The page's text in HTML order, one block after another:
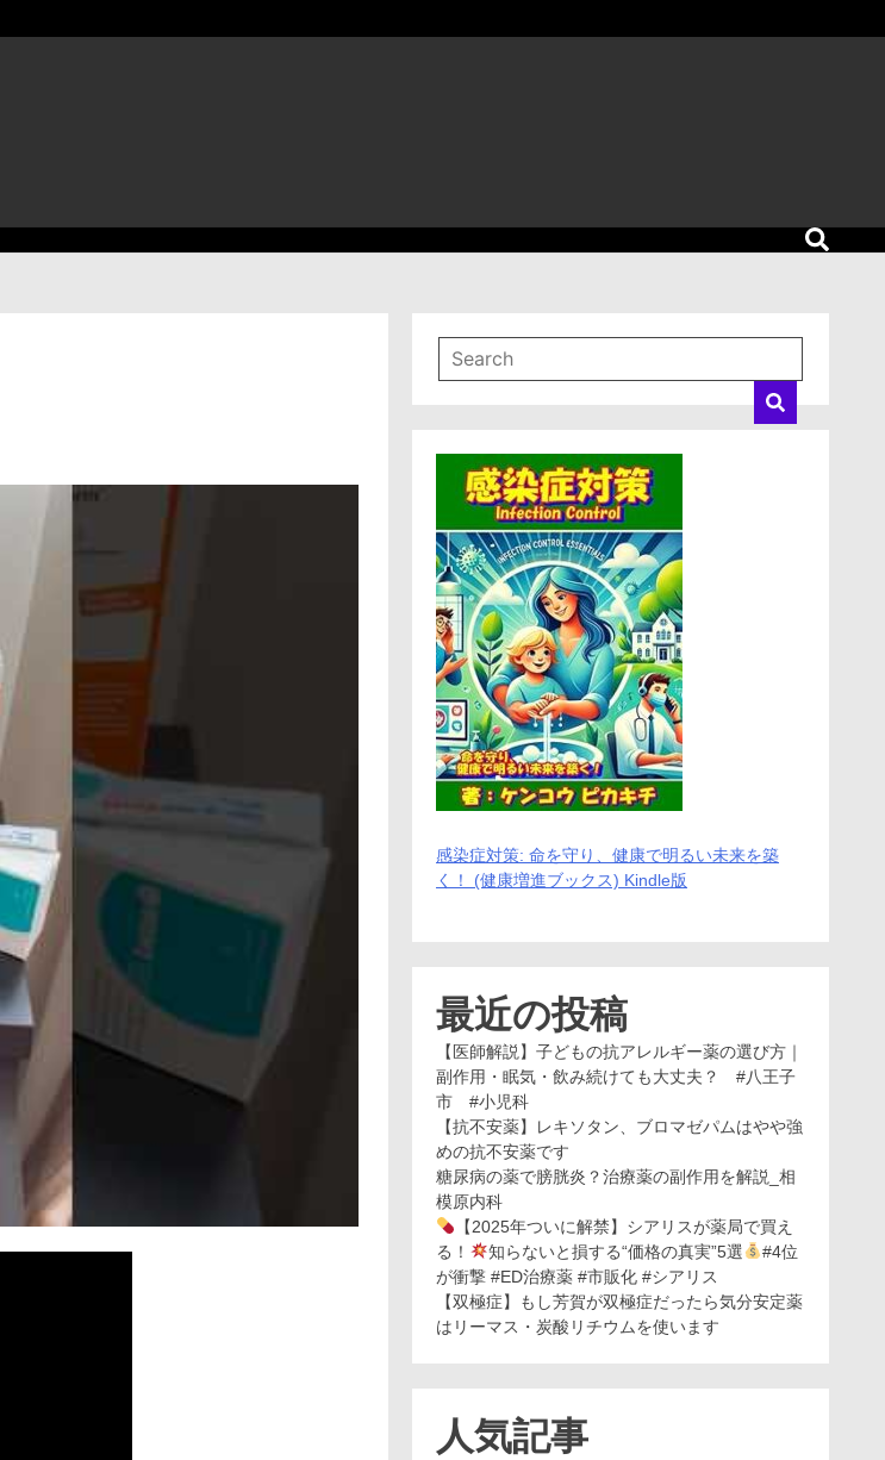
感染症対策: 命を守り、健康で明るい未来を築
く！ (健康増進ブックス) Kindle版
最近の投稿
【医師解説】子どもの抗アレルギー薬の選び方｜
副作用・眠気・飲み続けても大丈夫？ #八王子
市 #小児科
【抗不安薬】レキソタン、ブロマゼパムはやや強
めの抗不安薬です
糖尿病の薬で膀胱炎？治療薬の副作用を解説_相
模原内科
【2025年ついに解禁】シアリスが薬局で買え
る！
知らないと損する“価格の真実”5選
#4位
が衝撃 #ED治療薬 #市販化 #シアリス
【双極症】もし芳賀が双極症だったら気分安定薬
はリーマス・炭酸リチウムを使います
人気記事